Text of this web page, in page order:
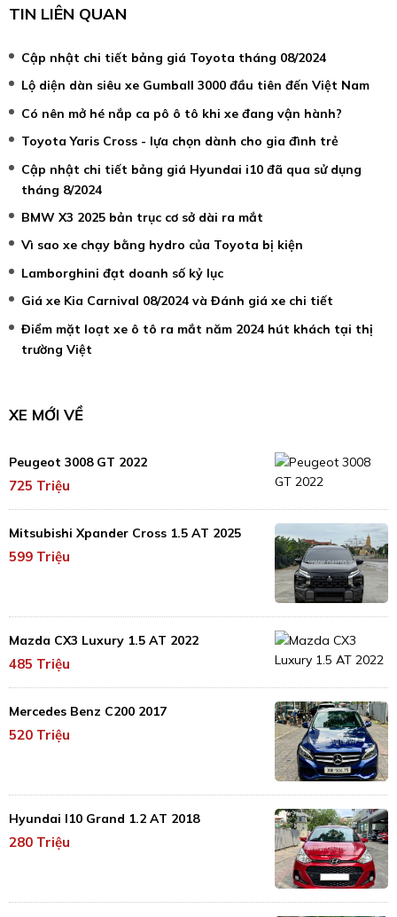
TIN LIÊN QUAN
Cập nhật chi tiết bảng giá Toyota tháng 08/2024
Lộ diện dàn siêu xe Gumball 3000 đầu tiên đến Việt Nam
Có nên mở hé nắp ca pô ô tô khi xe đang vận hành?
Toyota Yaris Cross - lựa chọn dành cho gia đình trẻ
Cập nhật chi tiết bảng giá Hyundai i10 đã qua sử dụng
tháng 8/2024
BMW X3 2025 bản trục cơ sở dài ra mắt
Vì sao xe chạy bằng hydro của Toyota bị kiện
Lamborghini đạt doanh số kỷ lục
Giá xe Kia Carnival 08/2024 và Đánh giá xe chi tiết
Điểm mặt loạt xe ô tô ra mắt năm 2024 hút khách tại thị
trường Việt
XE MỚI VỀ
Peugeot 3008 GT 2022
725 Triệu
Mitsubishi Xpander Cross 1.5 AT 2025
599 Triệu
Mazda CX3 Luxury 1.5 AT 2022
485 Triệu
Mercedes Benz C200 2017
520 Triệu
Hyundai I10 Grand 1.2 AT 2018
280 Triệu